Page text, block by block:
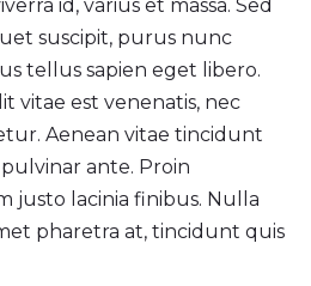
id, varius et massa. Sed
suscipit, purus nunc
tellus sapien eget libero.
vitae est venenatis, nec
Aenean vitae tincidunt
ante. Proin
justo lacinia finibus. Nulla
pharetra at, tincidunt quis